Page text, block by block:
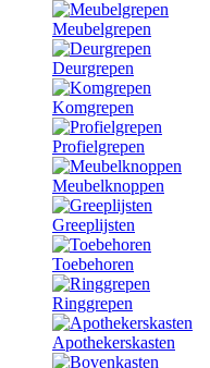
Meubelgrepen
Deurgrepen
Komgrepen
Profielgrepen
Meubelknoppen
Greeplijsten
Toebehoren
Ringgrepen
Apothekerskasten